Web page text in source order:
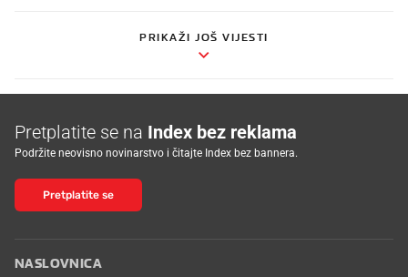
PRIKAŽI JOŠ VIJESTI
Pretplatite se na Index bez reklama
Podržite neovisno novinarstvo i čitajte Index bez bannera.
Pretplatite se
NASLOVNICA